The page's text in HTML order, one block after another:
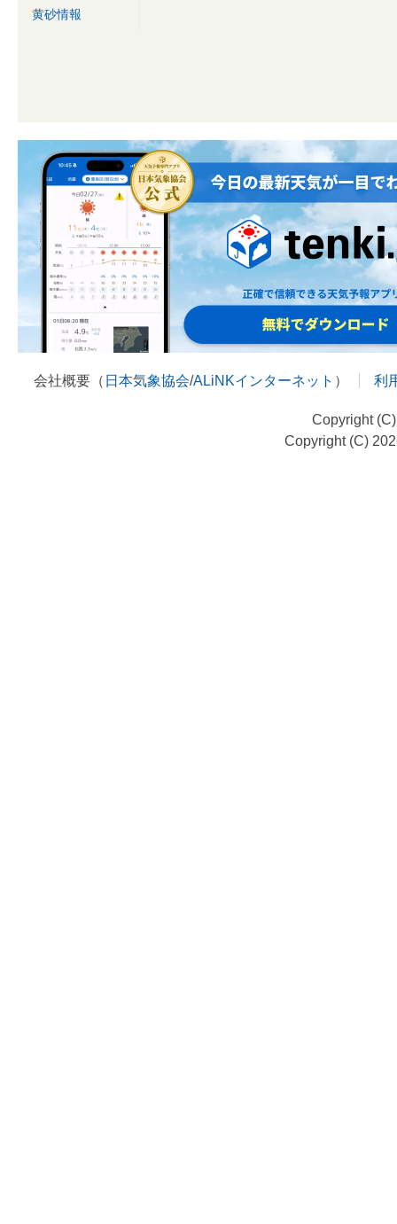
黄砂情報
会社概要（ 日本気象協会/ALiNKインターネット ） 利
Copyright
Copyright (C)